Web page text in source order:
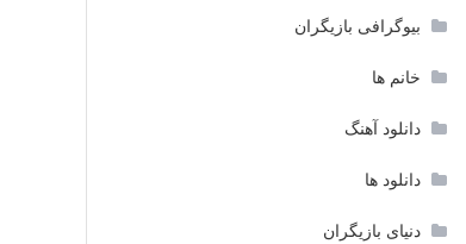
بیوگرافی بازیگران
خانم ها
دانلود آهنگ
دانلود ها
دنیای بازیگران